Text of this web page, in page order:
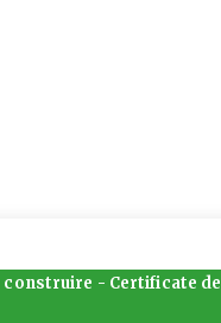
construire - Certificate de